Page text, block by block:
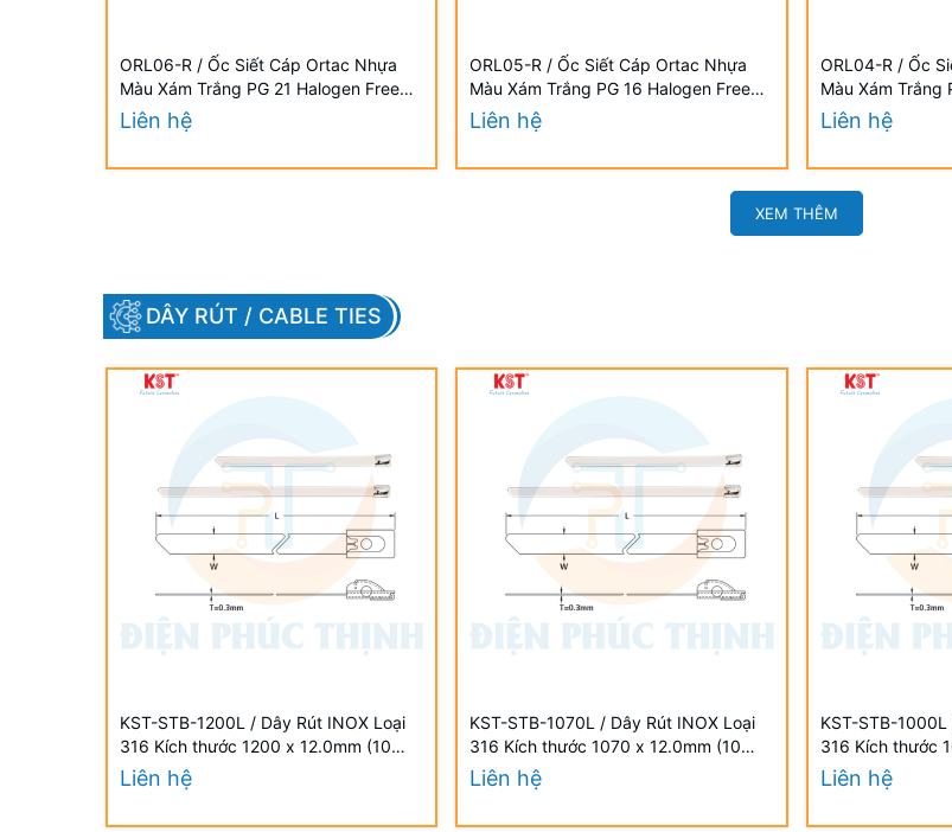
ORL06-R / Ốc Siết Cáp Ortac Nhựa
Màu Xám Trắng PG 21 Halogen Free
Đạt Chuẩn VDE / EU
Liên hệ
ORL05-R / Ốc Siết Cáp Ortac Nhựa
Màu Xám Trắng PG 16 Halogen Free
Đạt Chuẩn VDE / EU
Liên hệ
ORL04-R / Ốc
Màu Xám Trắng
Đạt Chuẩn VDE /
Liên hệ
XEM THÊM
DÂY RÚT / CABLE TIES
KST-STB-1200L / Dây Rút INOX Loại
316 Kích thước 1200 x 12.0mm (10
Cái/Bịch) - STAINLESS STEEL TIES
Liên hệ
KST-STB-1070L / Dây Rút INOX Loại
316 Kích thước 1070 x 12.0mm (10
Cái/Bịch) - STAINLESS STEEL TIES
Liên hệ
KST-STB-
316 Kích thước
Cái/Bịch) -
Liên hệ